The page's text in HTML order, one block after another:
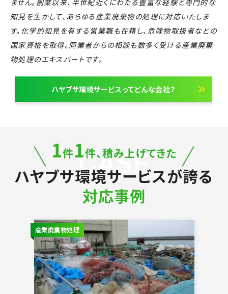
知見を生かして、あらゆる産業廃棄物の処理に対応いたしま
す。化学的知見を有する営業職も在籍し、危険物取扱者などの
国家資格を取得。同業者からの相談も数多く受ける産業廃棄
物処理のエキスパートです。
ハヤブサ環境サービスってどんな会社？
CASE
1件1件、積み上げてきた
ハヤブサ環境サービスが誇る
対応事例
産業廃棄物処理